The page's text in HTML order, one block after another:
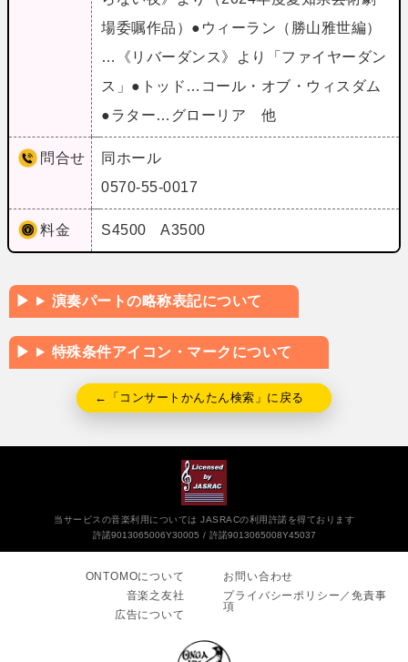
場委嘱作品）●ウィーラン（勝山雅世編）
…《リバーダンス》より「ファイヤーダン
ス」●トッド…コール・オブ・ウィスダム
●ラター…グローリア 他
問合せ
同ホール
0570-55-0017
料金 S4500 A3500
演奏パートの略称表記について
特殊条件アイコン・マークについて
←「コンサートかんたん検索」に戻る
当サービスの音楽利用については JASRACの利用許諾を得ております
許諾9013065006Y30005
許諾9013065008Y45037
ONTOMOについて
音楽之友社
広告について
お問い合わせ
プライバシーポリシー／免責事
項